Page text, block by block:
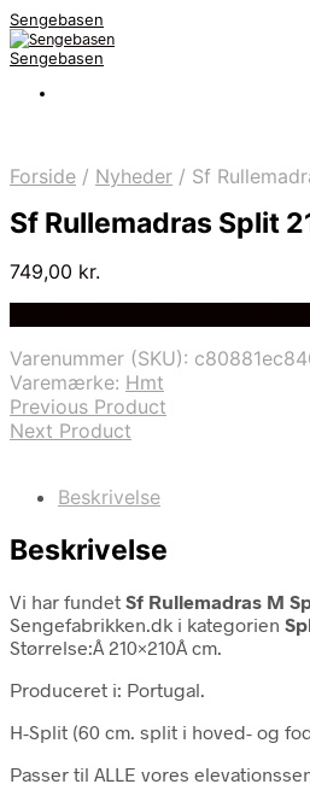
Sengebasen
Sengebasen
Forside / Nyheder / Sf
Sf Rullemadras Split
749,00 kr.
Varenummer (SKU):
Varemærke: Hmt
Previous Product
Next Product
Beskrivelse
Beskrivelse
Vi har fundet Sf Rullemadras M
Sengefabrikken.dk i kategorien
Størrelse:Â 210×210Â cm.
Produceret i: Portugal.
H-Split (60 cm. split i hoved- og
Passer til ALLE vores